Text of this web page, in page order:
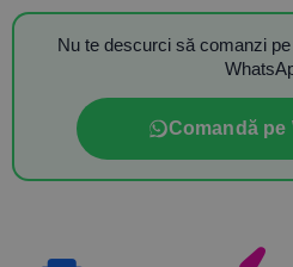
Nu te descurci să comanzi
Comandă pe